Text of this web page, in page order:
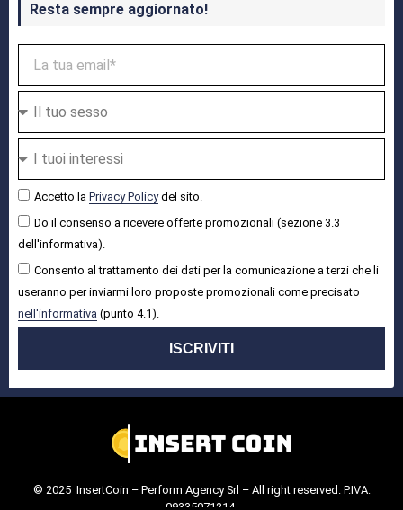
Resta sempre aggiornato!
Accetto la Privacy Policydel sito.
Do il consenso a ricevere offerte promozionali (sezione 3.3
dell'informativa).
Consento al trattamento dei dati per la comunicazione a terzi che li
useranno per inviarmi loro proposte promozionali come precisato
nell'informativa (punto 4.1).
ISCRIVITI
© 2025 InsertCoin – Perform Agency Srl – All right reserved. P.IVA:
09335071214.